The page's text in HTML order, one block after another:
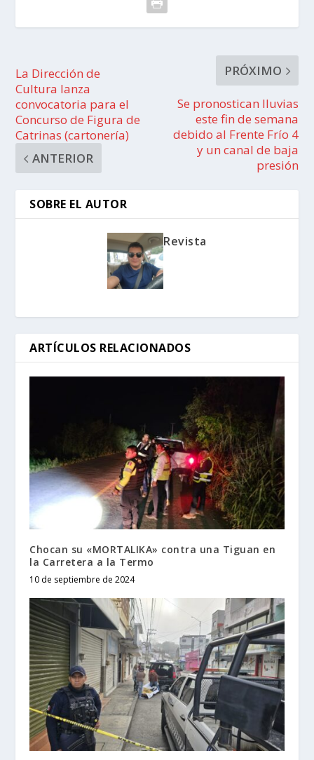
La Dirección de
Cultura lanza
convocatoria para el
Concurso de Figura de
Catrinas (cartonería)
ANTERIOR
PRÓXIMO
Se pronostican lluvias
este fin de semana
debido al Frente Frío 4
y un canal de baja
presión
SOBRE EL AUTOR
Revista
ARTÍCULOS RELACIONADOS
Chocan su «MORTALIKA» contra una Tiguan en
la Carretera a la Termo
10 de septiembre de 2024